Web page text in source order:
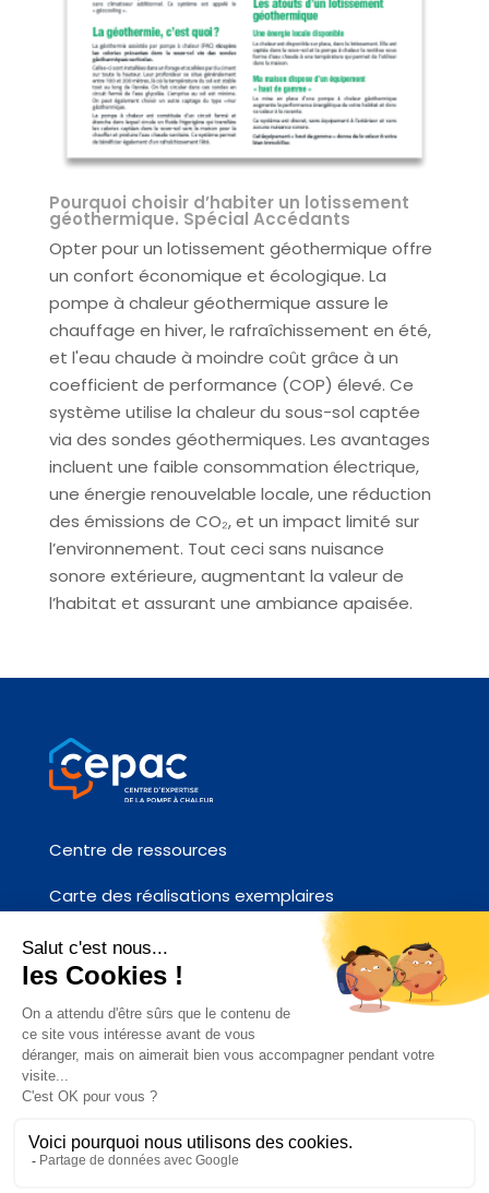
Pourquoi choisir d’habiter un lotissement
géothermique. Spécial Accédants
Opter pour un lotissement géothermique offre
un confort économique et écologique. La
pompe à chaleur géothermique assure le
chauffage en hiver, le rafraîchissement en été,
et l'eau chaude à moindre coût grâce à un
coefficient de performance (COP) élevé. Ce
système utilise la chaleur du sous-sol captée
via des sondes géothermiques. Les avantages
incluent une faible consommation électrique,
une énergie renouvelable locale, une réduction
des émissions de CO₂, et un impact limité sur
l’environnement. Tout ceci sans nuisance
sonore extérieure, augmentant la valeur de
l’habitat et assurant une ambiance apaisée.
Centre de ressources
Carte des réalisations exemplaires
Fiches références chantier
Contactez-nous
ACCÉDEZ AU SITE AFPAC.ORG